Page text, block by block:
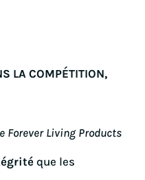
LA COMPÉTITION,
Forever Living Products
que les